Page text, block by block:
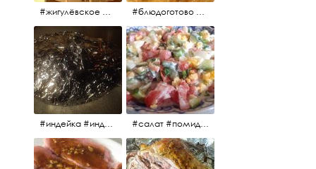
#жигулёвское #пиво #свежеепиво #beer #напиток #блюдоготово #можнокушать #простолук #лук #индейкавфольге #мясоиндейки
#индейка #индейкавфольге #еда #мясоиндейки 🚀 #салат #помидоры #яйцо #огурцы #зелень #кинза #петрушка #укроп #сметана #соль #витамины